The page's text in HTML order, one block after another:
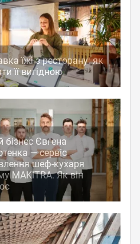
їжі з ресторану: як
її вигідною
бізнес Євгена
— сервіс
шеф-кухаря
MAKITRA. Як він